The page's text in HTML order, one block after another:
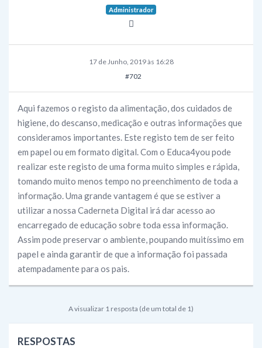
Administrador
17 de Junho, 2019 às 16:28
#702
Aqui fazemos o registo da alimentação, dos cuidados de
higiene, do descanso, medicação e outras informações que
consideramos importantes. Este registo tem de ser feito
em papel ou em formato digital. Com o Educa4you pode
realizar este registo de uma forma muito simples e rápida,
tomando muito menos tempo no preenchimento de toda a
informação. Uma grande vantagem é que se estiver a
utilizar a nossa Caderneta Digital irá dar acesso ao
encarregado de educação sobre toda essa informação.
Assim pode preservar o ambiente, poupando muitíssimo em
papel e ainda garantir de que a informação foi passada
atempadamente para os pais.
A visualizar 1 resposta (de um total de 1)
RESPOSTAS